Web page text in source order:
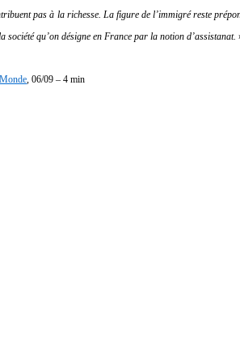
pas à la richesse. La figure de l’immigré reste
société qu’on désigne en France par la notion d’assistanat.
, 06/09 – 4 min